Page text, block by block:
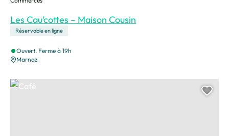
Les Cau’cottes – Maison Cousin
Réservable en ligne
Ouvert. Ferme à 19h
Marnaz
Café, © TheChill_Coffee